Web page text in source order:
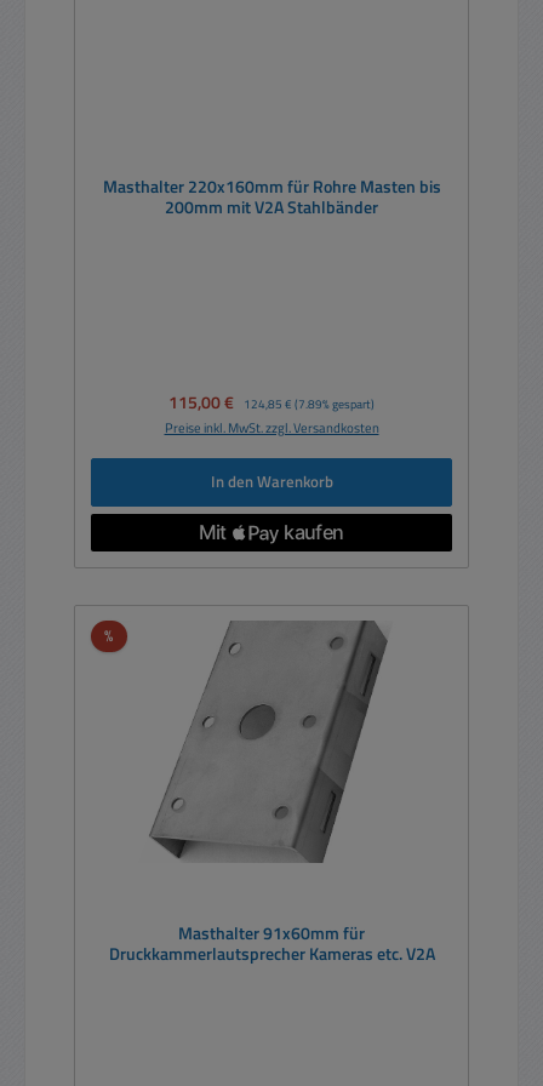
Masthalter 220x160mm für Rohre Masten bis
200mm mit V2A Stahlbänder
Verkaufspreis:
115,00 € Regulärer Preis:
124,85 € (7.89% gespart)
Preise inkl. MwSt. zzgl. Versandkosten
In den Warenkorb
%Rabatt
Masthalter 91x60mm für
Druckkammerlautsprecher Kameras etc. V2A